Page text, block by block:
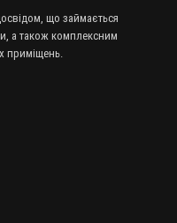
що займається
а також комплексним
приміщень.